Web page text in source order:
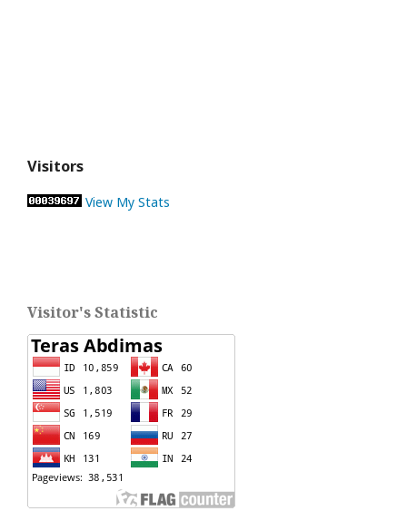
Visitors
View My Stats
Visitor's Statistic